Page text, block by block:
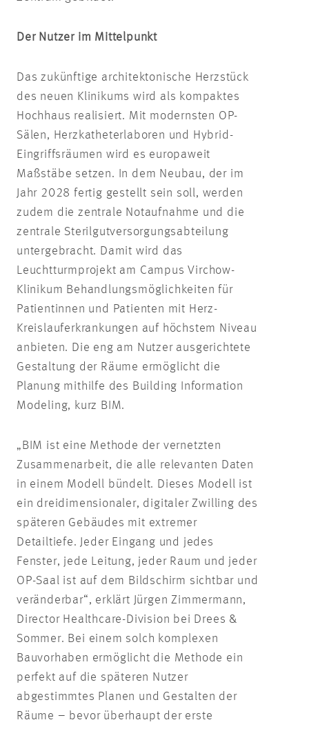
Der Nutzer im Mittelpunkt
Das zukünftige architektonische Herzstück
des neuen Klinikums wird als kompaktes
Hochhaus realisiert. Mit modernsten OP-
Sälen, Herzkatheterlaboren und Hybrid-
Eingriffsräumen wird es europaweit
Maßstäbe setzen. In dem Neubau, der im
Jahr 2028 fertig gestellt sein soll, werden
zudem die zentrale Notaufnahme und die
zentrale Sterilgutversorgungsabteilung
untergebracht. Damit wird das
Leuchtturmprojekt am Campus Virchow-
Klinikum Behandlungsmöglichkeiten für
Patientinnen und Patienten mit Herz-
Kreislauferkrankungen auf höchstem Niveau
anbieten. Die eng am Nutzer ausgerichtete
Gestaltung der Räume ermöglicht die
Planung mithilfe des Building Information
Modeling, kurz BIM.
„BIM ist eine Methode der vernetzten
Zusammenarbeit, die alle relevanten Daten
in einem Modell bündelt. Dieses Modell ist
ein dreidimensionaler, digitaler Zwilling des
späteren Gebäudes mit extremer
Detailtiefe. Jeder Eingang und jedes
Fenster, jede Leitung, jeder Raum und jeder
OP-Saal ist auf dem Bildschirm sichtbar und
veränderbar“, erklärt Jürgen Zimmermann,
Director Healthcare-Division bei Drees &
Sommer. Bei einem solch komplexen
Bauvorhaben ermöglicht die Methode ein
perfekt auf die späteren Nutzer
abgestimmtes Planen und Gestalten der
Räume – bevor überhaupt der erste